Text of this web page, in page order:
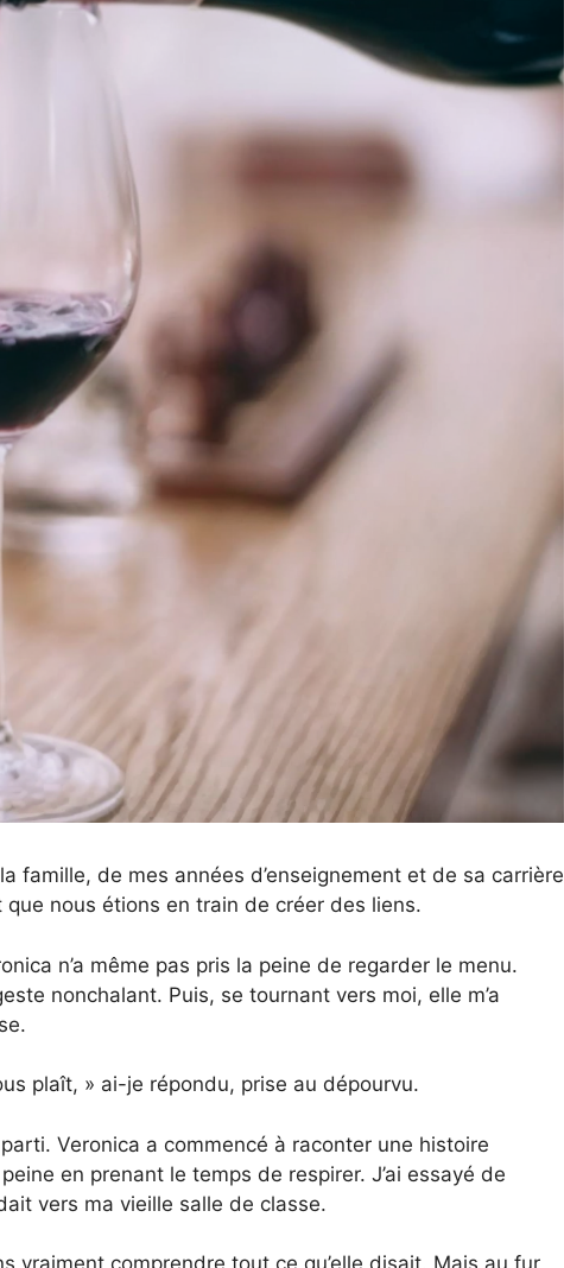
famille, de mes années d’enseignement et de sa carrière
que nous étions en train de créer des liens.
n’a même pas pris la peine de regarder le menu.
nonchalant. Puis, se tournant vers moi, elle m’a
plaît, » ai-je répondu, prise au dépourvu.
Veronica a commencé à raconter une histoire
en prenant le temps de respirer. J’ai essayé de
vers ma vieille salle de classe.